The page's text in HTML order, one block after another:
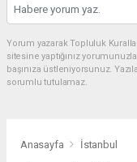
Yorum yazarak Topluluk
sitesine yaptığınız
başınıza üstleniyorsunuz.
sorumlu tutulamaz.
Anasayfa İstanbul